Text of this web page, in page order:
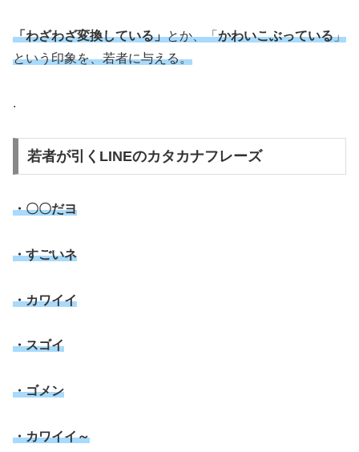
「わざわざ変換している」とか、「かわいこぶっている」
という印象を、若者に与える。
.
若者が引くLINEのカタカナフレーズ
・〇〇だヨ
・すごいネ
・カワイイ
・スゴイ
・ゴメン
・カワイイ～